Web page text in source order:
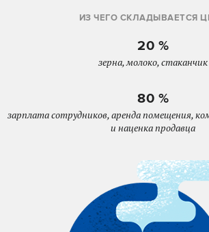
ИЗ ЧЕГО СКЛАДЫВАЕТСЯ
20 %
зерна, молоко, стаканчик
80 %
зарплата сотрудников, аренда помещения,
и наценка продавца